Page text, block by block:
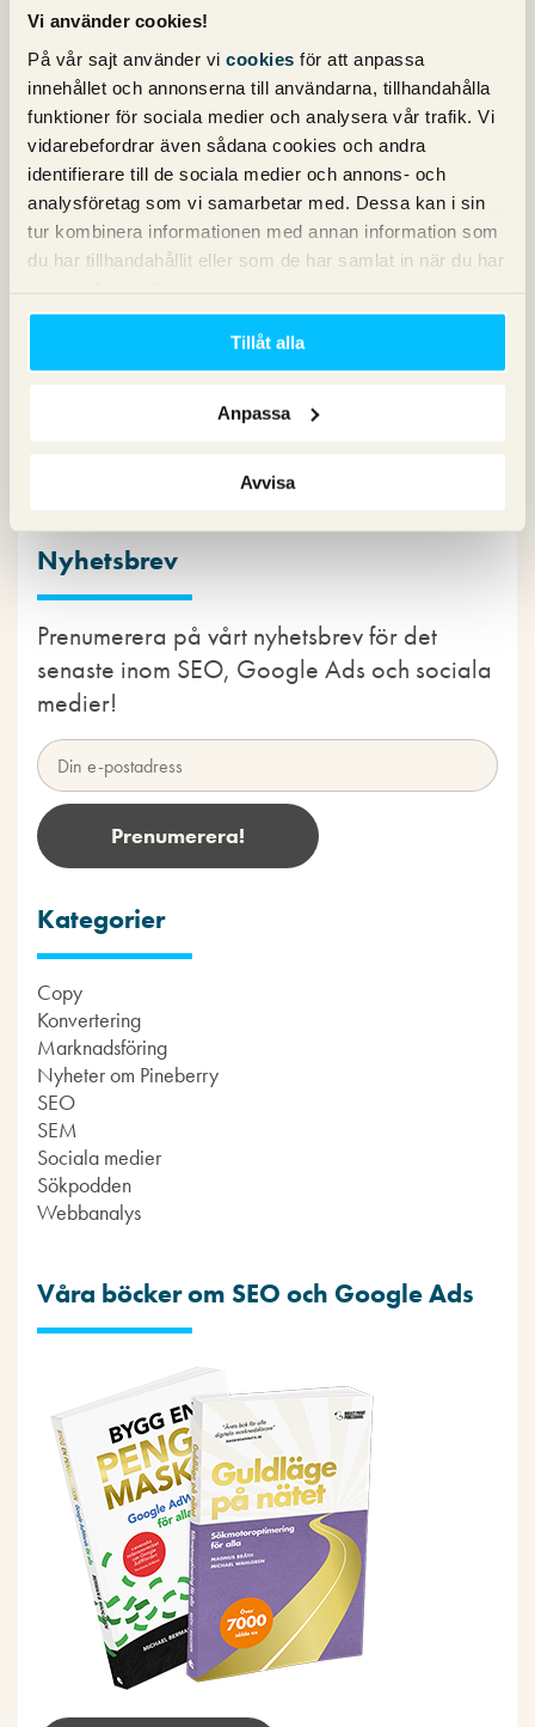
Vi använder cookies!
På vår sajt använder vi cookies för att anpassa
innehållet och annonserna till användarna, tillhandahålla
funktioner för sociala medier och analysera vår trafik. Vi
vidarebefordrar även sådana cookies och andra
identifierare till de sociala medier och annons- och
analysföretag som vi samarbetar med. Dessa kan i sin
tur kombinera informationen med annan information som
du har tillhandahållit eller som de har samlat in när du har
Tillåt alla
Anpassa
Avvisa
maximera min SEO.
Om ni vill göra en kort bedömning på hemsidan i helhet
skulle jag vara mer än tacksam
Maila mig isf så drar jag ur den ur underhålls läge.
Tack för avsnitten!
Mvh Daniel
21 april 2020 kl. 21:43
Tack Daniel! Kul att du gillar våra avsnitt 🙂
Lycka till med din webshop!
Nyhetsbrev
Prenumerera på vårt nyhetsbrev för det
senaste inom SEO, Google Ads och sociala
medier!
Kategorier
Copy
Konvertering
Marknadsföring
Nyheter om Pineberry
SEO
SEM
Sociala medier
Sökpodden
Webbanalys
Våra böcker om SEO och Google Ads